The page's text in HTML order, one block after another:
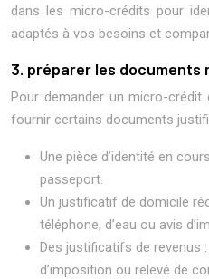
dans les micro-crédits pour
adaptés à vos besoins et
3. préparer les documents
Pour demander un micro-crédit
fournir certains documents
Une pièce d’identité en
passeport.
Un justificatif de domicile
téléphone, d’eau ou avis
Des justificatifs de revenus
d’imposition ou relevé de